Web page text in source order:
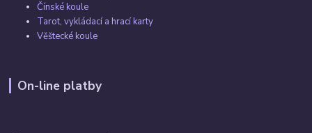
Čínské koule
Tarot, vykládací a hrací karty
Věštecké koule
On-line platby